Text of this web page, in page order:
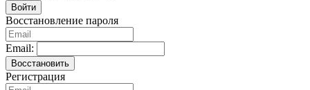
Войти
Восстановление пароля
Email:
Восстановить
Регистрация